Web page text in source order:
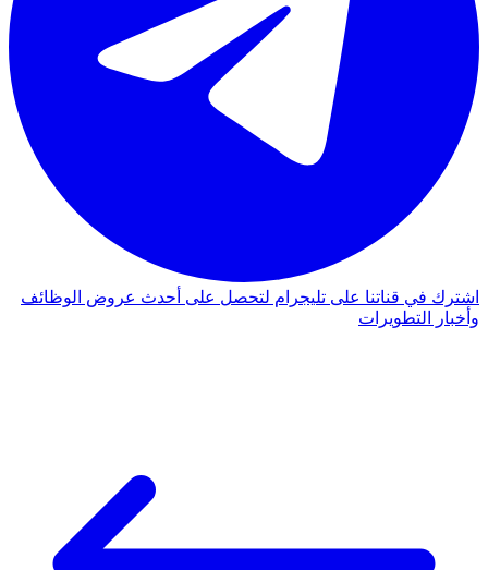
اشترك في قناتنا على تليجرام لتحصل على أحدث عروض الوظائف
وأخبار التطويرات